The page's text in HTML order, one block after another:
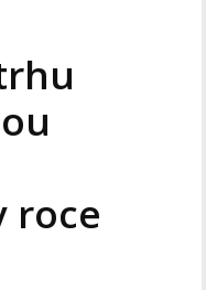
roce